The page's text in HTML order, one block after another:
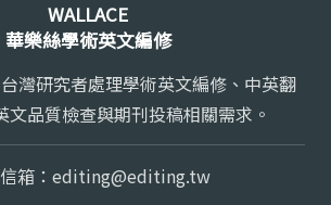
WALLACE
華樂絲學術英文編修
灣研究者處理學術英文編修、中英翻
文品質檢查與期刊投稿相關需求。
箱： editing@editing.tw